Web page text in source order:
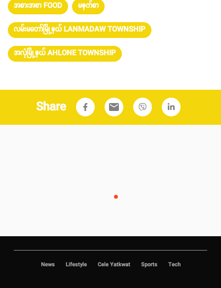
အစားအစာ FOOD မနက်စာ
လမ်းမတော်မြို့နယ် LANMADAW TOWNSHIP
အလုံမြို့နယ် AHLONE TOWNSHIP
Share email
News Lifestyle Cele Yatkwat Sports Tech